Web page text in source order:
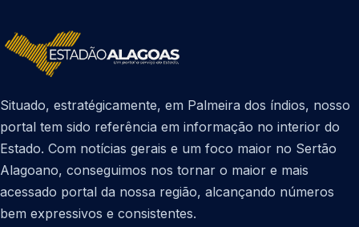
Situado, estratégicamente, em Palmeira dos índios, nosso
portal tem sido referência em informação no interior do
Estado. Com notícias gerais e um foco maior no Sertão
Alagoano, conseguimos nos tornar o maior e mais
acessado portal da nossa região, alcançando números
bem expressivos e consistentes.